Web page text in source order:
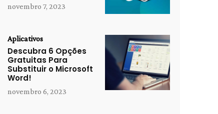
novembro 7, 2023
Aplicativos
Descubra 6 Opções
Gratuitas Para
Substituir o Microsoft
Word!
novembro 6, 2023